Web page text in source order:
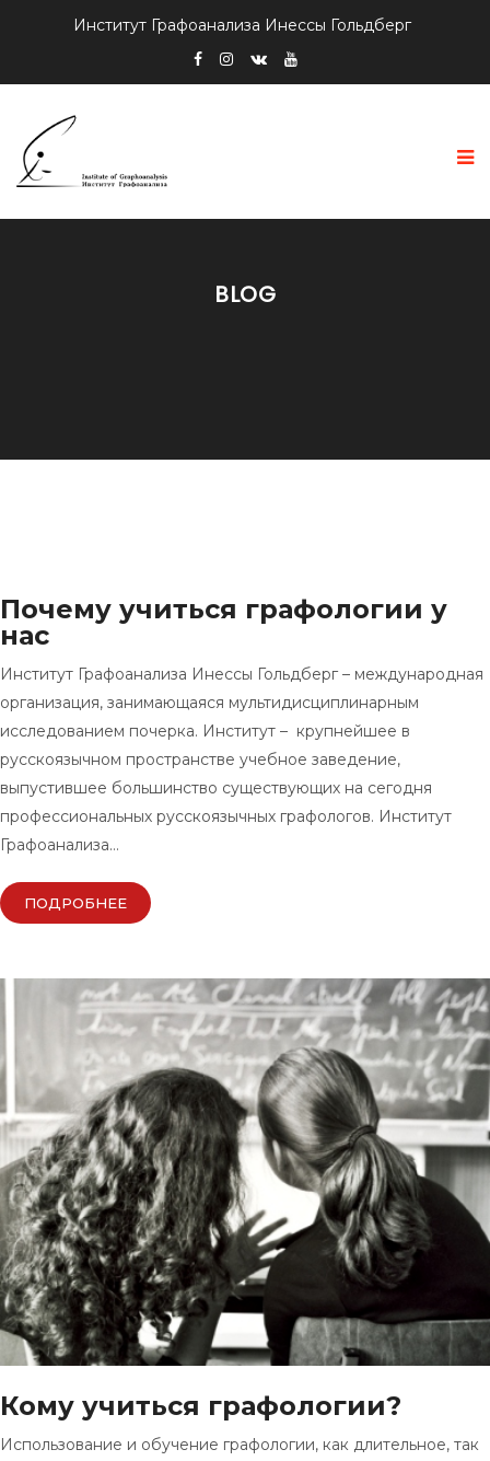
Институт Графоанализа Инессы Гольдберг
BLOG
Почему учиться графологии у
нас
Институт Графоанализа Инессы Гольдберг – международная
организация, занимающаяся мультидисциплинарным
исследованием почерка. Институт – крупнейшее в
русскоязычном пространстве учебное заведение,
выпустившее большинство существующих на сегодня
профессиональных русскоязычных графологов. Институт
Графоанализа…
ПОДРОБНЕЕ
Кому учиться графологии?
Использование и обучение графологии, как длительное, так